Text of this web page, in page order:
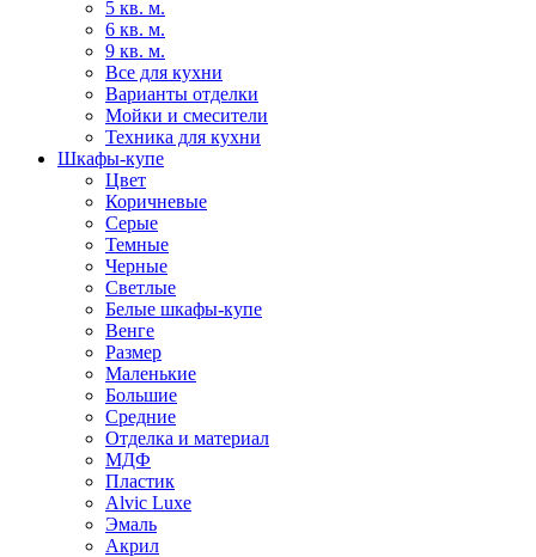
5 кв. м.
6 кв. м.
9 кв. м.
Все для кухни
Варианты отделки
Мойки и смесители
Техника для кухни
Шкафы-купе
Цвет
Коричневые
Серые
Темные
Черные
Светлые
Белые шкафы-купе
Венге
Размер
Маленькие
Большие
Средние
Отделка и материал
МДФ
Пластик
Alvic Luxe
Эмаль
Акрил